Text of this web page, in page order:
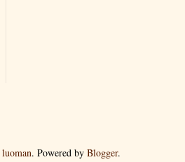
luoman. Powered by Blogger.